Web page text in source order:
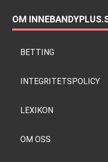
OM
BETTING
INTEGRITETSPOLICY
LEXIKON
OM OSS